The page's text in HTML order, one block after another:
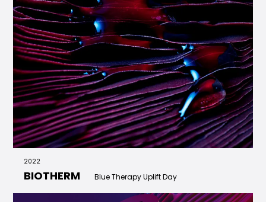
2022
BIOTHERM Blue Therapy Uplift Day